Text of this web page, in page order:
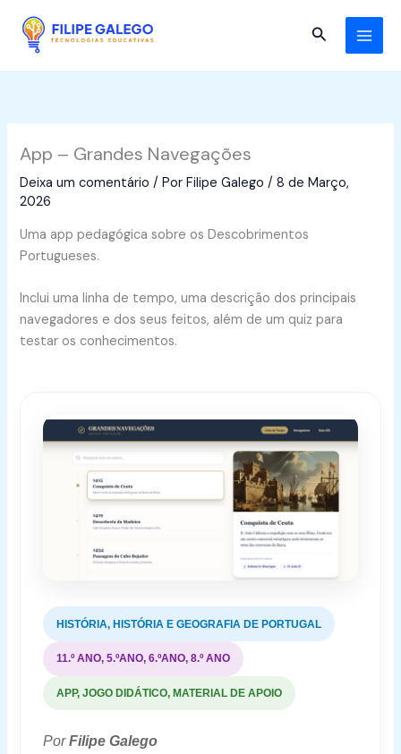
content
Search
App – Grandes Navegações
Deixa um comentário / Por Filipe Galego/8 de Março,
2026
Uma app pedagógica sobre os Descobrimentos
Portugueses.
Inclui uma linha de tempo, uma descrição dos principais
navegadores e dos seus feitos, além de um quiz para
testar os conhecimentos.
HISTÓRIA, HISTÓRIA E GEOGRAFIA DE PORTUGAL
11.º ANO, 5.ºANO, 6.ºANO, 8.º ANO
APP, JOGO DIDÁTICO, MATERIAL DE APOIO
PorFilipe Galego